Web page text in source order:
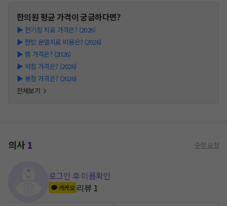
한의원평균 가격이 궁금하다면?
▶ 전기침 치료 가격은? (2026)
▶ 한방 온열치료 비용은? (2026)
▶ 뜸 가격은? (2026)
▶ 약침 가격은? (2026)
▶ 봉침 가격은? (2026)
전체보기
의사1 수정 요청
로그인 후 이름확인
카카오 리뷰 1